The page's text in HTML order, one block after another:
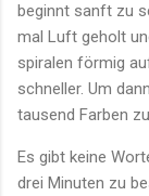
beginnt sanft zu
mal Luft geholt
spiralen förmig
schneller. Um
tausend Farben
Es gibt keine
drei Minuten zu